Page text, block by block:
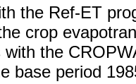
the Ref-ET
crop
the
base period